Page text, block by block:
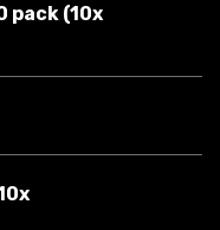
pack (10x